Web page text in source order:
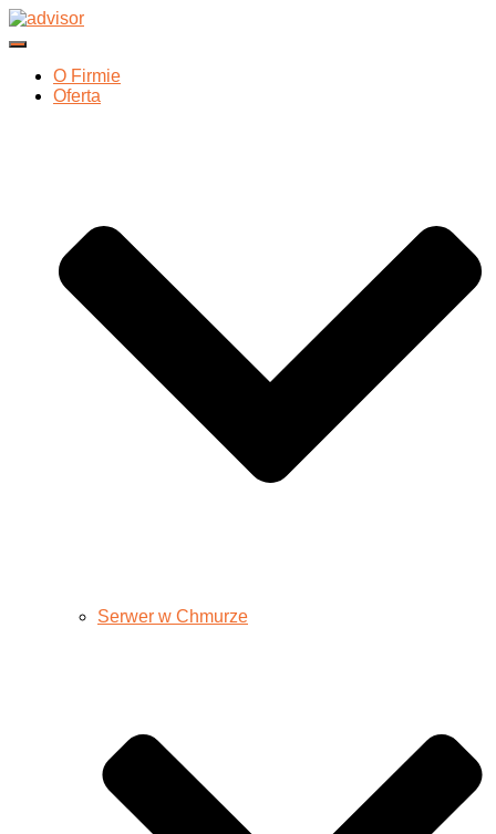
Przełącz Nawigację
O Firmie
Oferta
Serwer w Chmurze